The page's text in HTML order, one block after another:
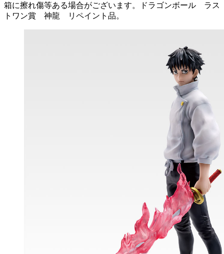
箱に擦れ傷等ある場合がございます。ドラゴンボール ラス
トワン賞 神龍 リペイント品。